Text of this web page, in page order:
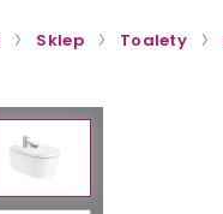
Sklep Toalety